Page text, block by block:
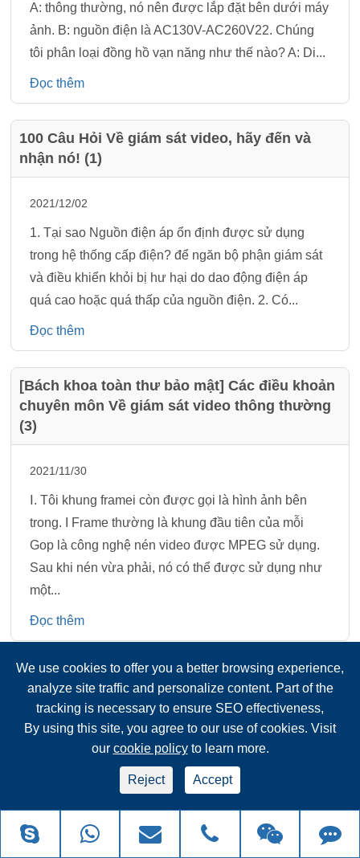
A: thông thường, nó nên được lắp đặt bên dưới máy
ảnh. B: nguồn điện là AC130V-AC260V22. Chúng
tôi phân loại đồng hồ vạn năng như thế nào? A: Di...
Đọc thêm
100 Câu Hỏi Về giám sát video, hãy đến và
nhận nó! (1)
2021/12/02
1. Tại sao Nguồn điện áp ổn định được sử dụng
trong hệ thống cấp điện? để ngăn bộ phận giám sát
và điều khiển khỏi bị hư hại do dao động điện áp
quá cao hoặc quá thấp của nguồn điện. 2. Có...
Đọc thêm
[Bách khoa toàn thư bảo mật] Các điều khoản
chuyên môn Về giám sát video thông thường
(3)
2021/11/30
Ⅰ. Tôi khung framei còn được gọi là hình ảnh bên
trong. I Frame thường là khung đầu tiên của mỗi
Gop là công nghệ nén video được MPEG sử dụng.
Sau khi nén vừa phải, nó có thể được sử dụng như
một...
Đọc thêm
Nguyên Tắc và vấn đề của việc sử dụng công
nghệ hình ảnh nhiệt để đo và sàng lọc nhiệt
độ cơ thể người (2)
1. Máy dò dựa trên nguyên tắc đo bức xạ vi Điện Trở
Điện trở nhiệt điện trở bị ảnh hưởng bởi bức xạ
hồng ngoại và sẽ thay đổi nhiệt độ, từ đó thay đổi
We use cookies to offer you a better browsing experience,
analyze site traffic and personalize content. Part of the
tracking is necessary to ensure SEO effectiveness,
By using this site, you agree to our use of cookies. Visit
our cookie policyto learn more.
Reject Accept